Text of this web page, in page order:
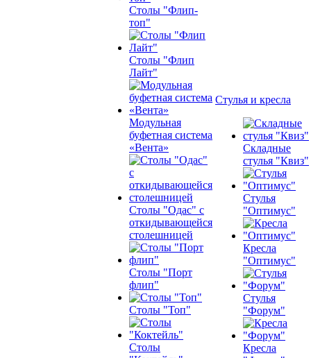
Столы "Флип-
топ"
Столы "Флип
Лайт"
Модульная
буфетная система
«Вента»
Столы "Одас" с
откидывающейся
столешницей
Столы "Порт
флип"
Столы "Топ"
Столы
Стулья и кресла
Складные
стулья "Квиз"
Стулья
"Оптимус"
Кресла
"Оптимус"
Стулья
"Форум"
Кресла